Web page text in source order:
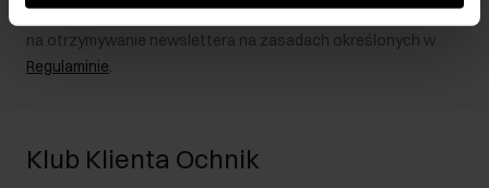
Wprowadzając i zatwierdzając swoje dane wyrażasz zgodę
na otrzymywanie newslettera na zasadach określonych w
Regulaminie.
Klub Klienta Ochnik